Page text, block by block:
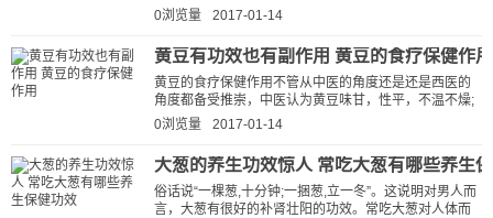
看哪些食物可以让你暖宫吧……...
0浏览量 2017-01-14
黄豆有功效也有副作用 黄豆的食疗保健作用
黄豆的食疗保健作用不管从中医的角度还是还是西医的
角度都备受推崇，中医认为黄豆味甘，性平，不温不燥;
能健脾利湿，益血补虚，解毒。对于...
0浏览量 2017-01-14
大葱的养生功效惊人 常吃大葱有哪些养生
俗话说“一棵葱,十分钟;一捆葱,立一冬”。这说明对男人而
言，大葱有很好的补肾壮阳的功效。常吃大葱对人体而